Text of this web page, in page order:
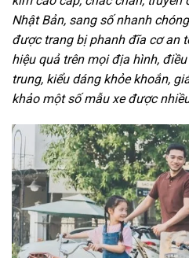
Nhật Bản, sang số nhanh
được trang bị phanh đĩa cơ an
hiệu quả trên mọi địa hình,
trung, kiểu dáng khỏe khoắn,
khảo một số mẫu xe được